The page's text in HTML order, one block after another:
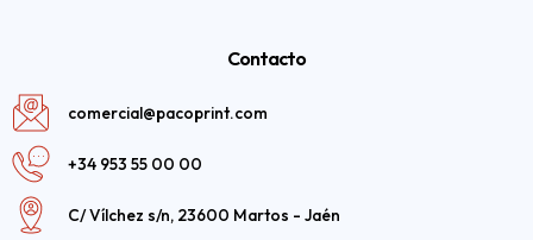
Contacto
comercial@pacoprint.com
+34 953 55 00 00
C/ Vílchez s/n, 23600 Martos - Jaén